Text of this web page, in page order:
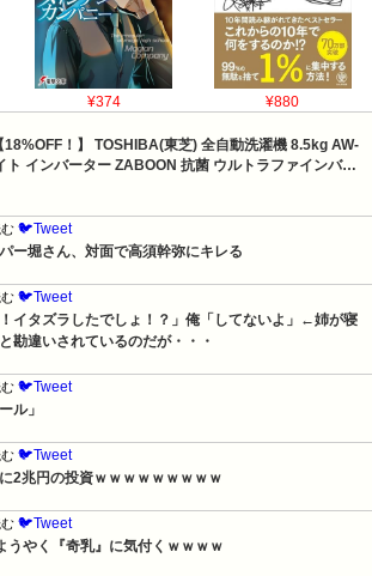
¥374 ¥880
！】 TOSHIBA(東芝) 全自動洗濯機 8.5kg AW-
ト インバーター ZABOON 抗菌 ウルトラファインバ…
🐦Tweet
ー堀さん、対面で高須幹弥にキレる
🐦Tweet
イタズラしたでしょ！？」俺「してないよ」←姉が寝
勘違いされているのだが・・・
🐦Tweet
ル」
🐦Tweet
2兆円の投資ｗｗｗｗｗｗｗｗｗ
🐦Tweet
うやく『奇乳』に気付くｗｗｗｗ